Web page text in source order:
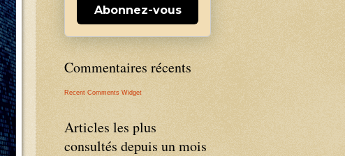
Abonnez-vous
Commentaires récents
Recent Comments Widget
Articles les plus
consultés depuis un mois